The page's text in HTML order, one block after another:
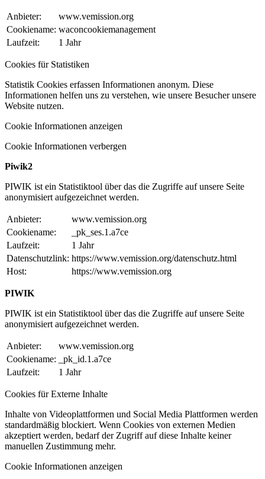
Anbieter:
www.vemission.org
Cookiename: waconcookiemanagement
Laufzeit:
1 Jahr
Cookies für Statistiken
Statistik Cookies erfassen Informationen anonym. Diese
Informationen helfen uns zu verstehen, wie unsere Besucher unsere
Website nutzen.
Cookie Informationen anzeigen
Cookie Informationen verbergen
Piwik2
PIWIK ist ein Statistiktool über das die Zugriffe auf unsere Seite
anonymisiert aufgezeichnet werden.
Anbieter:
www.vemission.org
Cookiename:
_pk_ses.1.a7ce
Laufzeit:
1 Jahr
Datenschutzlink: https://www.vemission.org/datenschutz.html
Host:
https://www.vemission.org
PIWIK
PIWIK ist ein Statistiktool über das die Zugriffe auf unsere Seite
anonymisiert aufgezeichnet werden.
Anbieter:
www.vemission.org
Cookiename:
_pk_id.1.a7ce
Laufzeit:
1 Jahr
Cookies für Externe Inhalte
Inhalte von Videoplattformen und Social Media Plattformen werden
standardmäßig blockiert. Wenn Cookies von externen Medien
akzeptiert werden, bedarf der Zugriff auf diese Inhalte keiner
manuellen Zustimmung mehr.
Cookie Informationen anzeigen